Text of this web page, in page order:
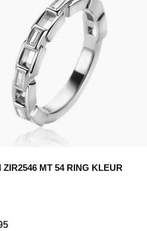
ZIR2546 MT 54 RING KLEUR